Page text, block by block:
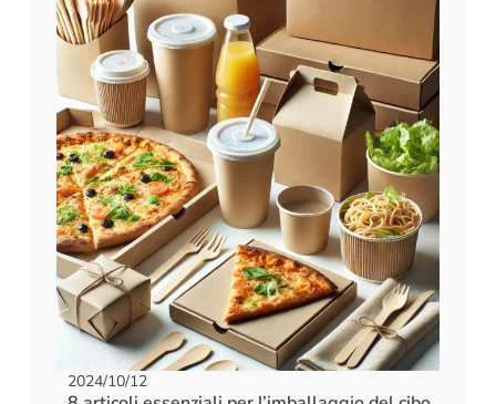
2024/10/12